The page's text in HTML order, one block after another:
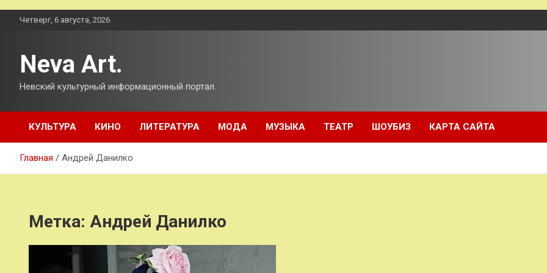
ПерейтиЧетверг, 6 августа, 2026
Neva Art.
Невский культурный информационный портал.
КУЛЬТУРА КИНО ЛИТЕРАТУРА МОДА МУЗЫКА ТЕАТР ШОУБИЗ КАРТА САЙТА
Главная Андрей Данилко
Метка: Андрей Данилко